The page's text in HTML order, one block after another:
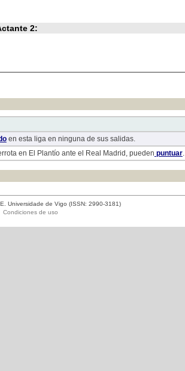
2:
en esta liga en ninguna de sus salidas.
en El Plantío ante el Real Madrid, pueden puntuar.
Universidade de Vigo (ISSN: 2990-3181)
Condiciones de uso